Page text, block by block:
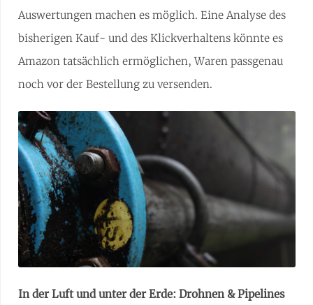
Auswertungen machen es möglich. Eine Analyse des
bisherigen Kauf- und des Klickverhaltens könnte es
Amazon tatsächlich ermöglichen, Waren passgenau
noch vor der Bestellung zu versenden.
In der Luft und unter der Erde: Drohnen & Pipelines